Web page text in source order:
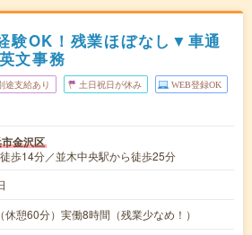
験OK！残業ほぼなし▼車通
文事務
途支給あり 土日祝日が休み WEB登録OK
金沢区
歩14分／並木中央駅から徒歩25分
憩60分）実働8時間（残業少なめ！）